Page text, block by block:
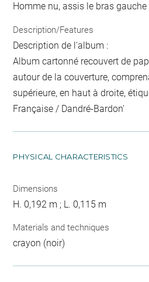
Homme nu, assis le bras gauche
Description/Features
Description de l'album :
Album cartonné recouvert de
autour de la couverture,
supérieure, en haut à droite,
Française / Dandré-Bardon'
PHYSICAL CHARACTERISTICS
Dimensions
H. 0,192 m ; L. 0,115 m
Materials and techniques
crayon (noir)